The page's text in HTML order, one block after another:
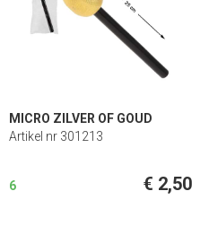
MICRO ZILVER OF GOUD
Artikel nr 301213
6 € 2,50